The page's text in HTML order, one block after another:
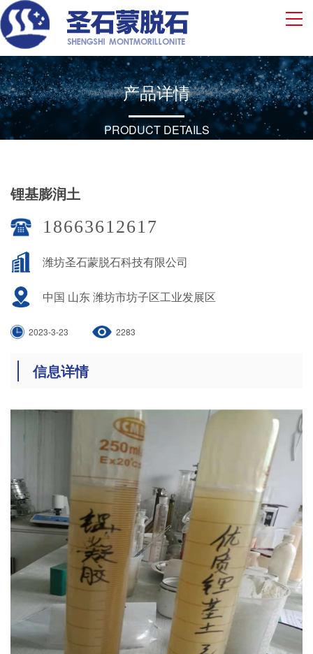
产品详情
PRODUCT DETAILS
锂基膨润土
18663612617
潍坊圣石蒙脱石科技有限公司
中国 山东 潍坊市坊子区工业发展区
2023-3-23 2283
信息详情